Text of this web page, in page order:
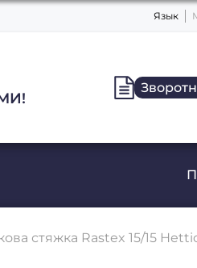
Язык
стяжка Rastex 15/15